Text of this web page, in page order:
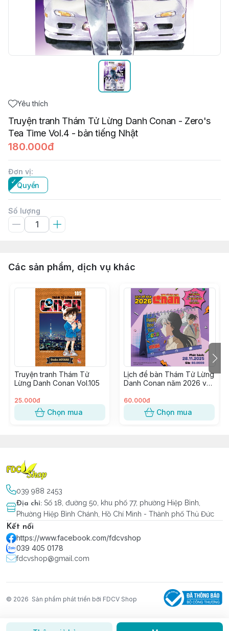
Yêu thích
Truyện tranh Thám Tử Lừng Danh Conan - Zero's
Tea Time Vol.4 - bản tiếng Nhật
180.000đ
Đơn vị:
Quyển
Số lượng
Các sản phẩm, dịch vụ khác
Truyện tranh Thám Tử
Lừng Danh Conan Vol.105
25.000đ
Chọn mua
Lịch để bàn Thám Tử Lừng
Danh Conan năm 2026 ver.
60.000đ
Chọn mua
039 988 2453
Địa chỉ: Số 18, đường 50, khu phố 77, phường Hiệp Bình,
Phường Hiệp Bình Chánh, Hồ Chí Minh - Thành phố Thủ Đức
Kết nối
https://www.facebook.com/fdcvshop
039 405 0178
fdcvshop@gmail.com
© 2026 Sản phẩm phát triển bởi FDCV Shop